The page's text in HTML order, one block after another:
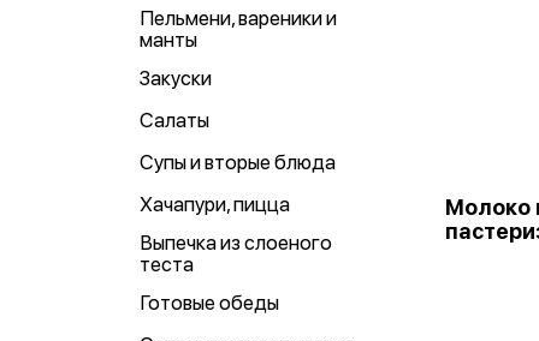
Пельмени, вареники и
манты
Закуски
Салаты
Супы и вторые блюда
Хачапури, пицца
Выпечка из слоеного
теста
Готовые обеды
Молоко